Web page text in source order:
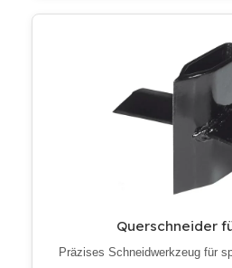
Querschneider
Präzises Schneidwerkzeug für